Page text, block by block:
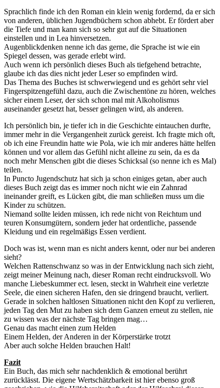
Sprachlich finde ich den Roman ein klein wenig fordernd, da er sich
von anderen, üblichen Jugendbüchern schon abhebt. Er fördert aber
die Tiefe und man kann sich so sehr gut auf die Situationen
einstellen und in Lea hinversetzen.
Augenblickdenken nenne ich das gerne, die Sprache ist wie ein
Spiegel dessen, was gerade erlebt wird.
Auch wenn ich persönlich dieses Buch als tiefgehend betrachte,
glaube ich das dies nicht jeder Leser so empfinden wird.
Das Thema des Buches ist schwerwiegend und es gehört sehr viel
Fingerspitzengefühl dazu, auch die Zwischentöne zu hören, welches
sicher einem Leser, der sich schon mal mit Alkoholismus
auseinander gesetzt hat, besser gelingen wird, als anderen.
Ich persönlich bin, je tiefer ich in die Geschichte eintauchen durfte,
immer mehr in die Vergangenheit zurück gereist. Ich fragte mich oft,
ob ich eine Freundin hatte wie Pola, wie ich mir anderes hätte helfen
können und vor allem das Gefühl nicht alleine zu sein, da es da
noch mehr Menschen gibt die dieses Schicksal (so nenne ich es Mal)
teilen.
In Puncto Jugendschutz hat sich ja schon einiges getan, aber auch
dieses Buch zeigt das es immer noch nicht wie ein Zahnrad
ineinander greift, es Lücken gibt, die man schließen muss um die
Kinder zu schützen.
Niemand sollte leiden müssen, ich rede nicht von Reichtum und
teuren Konsumgütern, sondern jeder hat ordentliche, passende
Kleidung und ein regelmäßigs Essen verdient.
Doch was ist, wenn man es nicht anders kennt, oder nur bei anderen
sieht?
Welchen Rattenschwanz so was in der Entwicklung nach sich zieht,
zeigt meiner Meinung nach, dieser Roman recht eindrucksvoll. Wo
manche Liebeskummer ect. lesen, steckt in Wahrheit eine verletzte
Seele, die einen sicheren Hafen, den sie dringend braucht, verliert.
Gerade in solchen haltlosen Situationen nicht den Kopf zu verlieren,
jeden Tag den Mut zu haben sich dem Ganzen erneut zu stellen, nie
zu wissen was der nächste Tag bringen mag…
Genau das macht einen zum Helden
Einem Helden, der Anderen in der Körperstärke trotzt
Aber auch solche Helden brauchen Halt!
Fazit
Ein Buch, das mich sehr nachdenklich & emotional berührt
zurücklässt. Die eigene Wertschätzbarkeit ist hier ebenso groß